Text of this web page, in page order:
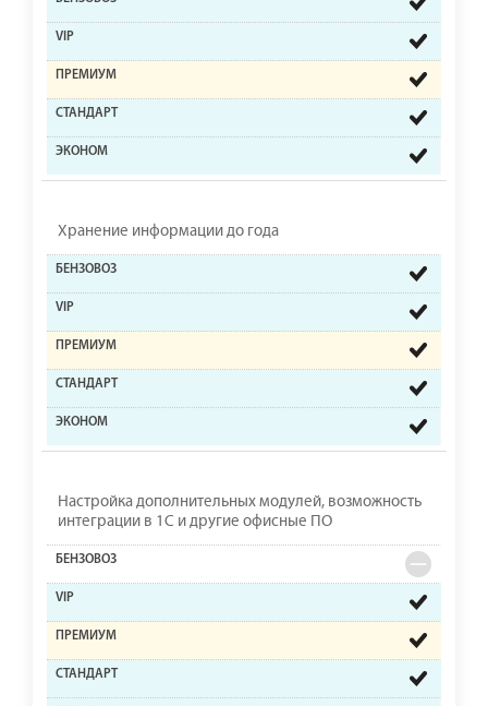
Хранение информации до года
Настройка дополнительных модулей, возможность
интеграции в 1С и другие офисные ПО